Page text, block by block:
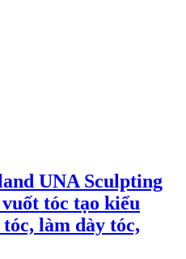
UNA Sculpting
tóc tạo kiểu
làm dày tóc,